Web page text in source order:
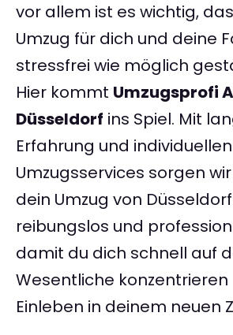
vor allem ist es wichtig,
Umzug für dich und deine
stressfrei wie möglich
Hier kommt Umzugsprofi
Düsseldorf ins Spiel. Mit
Erfahrung und individuellen
Umzugsservices sorgen
dein Umzug von
reibungslos und
damit du dich schnell auf
Wesentliche
Einleben in deinem neuen